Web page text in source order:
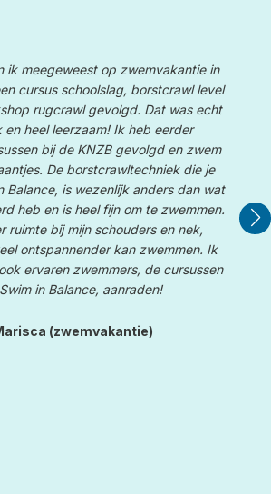
ik meegeweest op zwemvakantie in
cursus schoolslag, borstcrawl level
rugcrawl gevolgd. Dat was echt
en heel leerzaam! Ik heb eerder
bij de KNZB gevolgd en zwem
De borstcrawltechniek die je
Balance, is wezenlijk anders dan wat
heb en is heel fijn om te zwemmen.
ruimte bij mijn schouders en nek,
ontspannender kan zwemmen. Ik
ervaren zwemmers, de cursussen
in Balance, aanraden!
(zwemvakantie)